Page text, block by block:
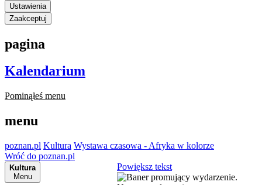
Ustawienia
Zaakceptuj
pagina
Kalendarium
Pominąłeś menu
menu
poznan.pl Kultura Wystawa czasowa - Afryka w kolorze
Wróć do poznan.pl
Kultura
Menu
Powiększ tekst